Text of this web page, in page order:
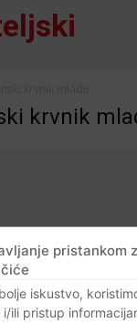
pristankom
iskustvo,
ili pristup
krvnik